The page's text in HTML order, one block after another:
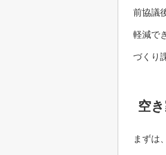
前協議
軽減で
づくり
空
まずは